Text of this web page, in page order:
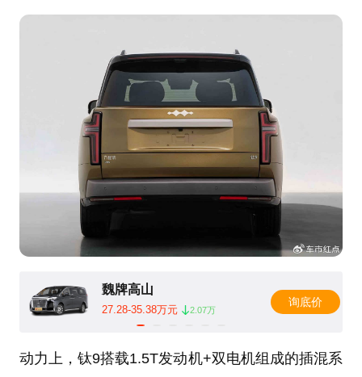
魏牌高山
27.28-35.38万元 2.07万
询底价
动力上，钛9搭载1.5T发动机+双电机组成的插混系